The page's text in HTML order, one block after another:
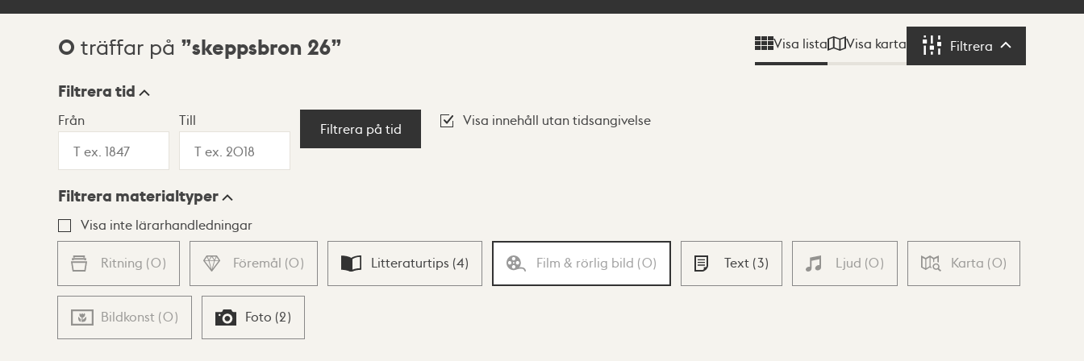
Sökresultat
0 träffar på skeppsbron 26 Visa lista Visa karta Filtrera Filtrera
Visningsläge
Lista Karta
Filtrera tid
Från Till
Filtrera på tid
Visa innehåll utan tidsangivelse
Filtrera materialtyper
Visa inte lärarhandledningar
Ritning (0) Föremål (0) Litteraturtips (4) Film & rörlig bild (0) Text (3) Ljud (0) Karta (0)
Bildkonst (0) Foto (2)